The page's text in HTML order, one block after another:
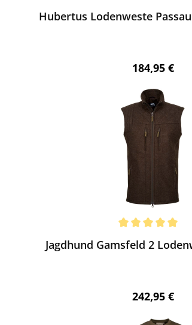
Hubertus Lodenweste
Regulärer
184,95 €
Jagdhund Gamsfeld 2
Regulärer
242,95 €